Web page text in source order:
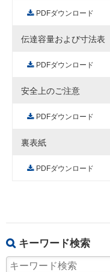
PDFダウンロード
伝達容量および寸法表
PDFダウンロード
安全上のご注意
PDFダウンロード
裏表紙
PDFダウンロード
キーワード検索